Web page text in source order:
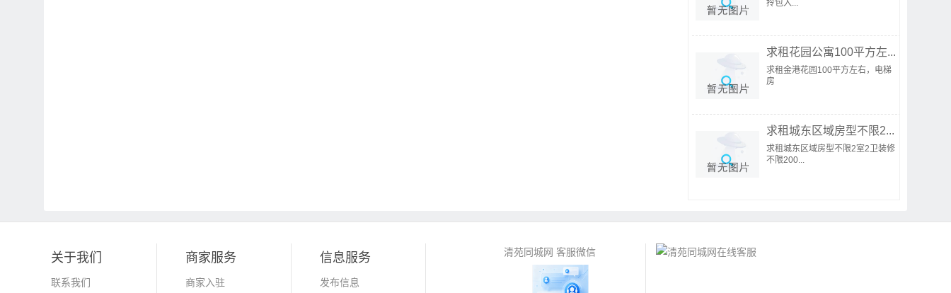
拎包入...
求租花园公寓100平方左...
求租金港花园100平方左右，电梯
房
求租城东区域房型不限2...
求租城东区域房型不限2室2卫装修
不限200...
关于我们
联系我们
商家服务
商家入驻
信息服务
发布信息
清苑同城网 客服微信